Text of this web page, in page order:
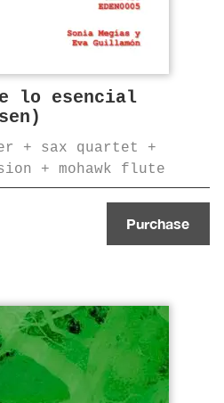
lo esencial
+ sax quartet +
+ mohawk flute
Purchase